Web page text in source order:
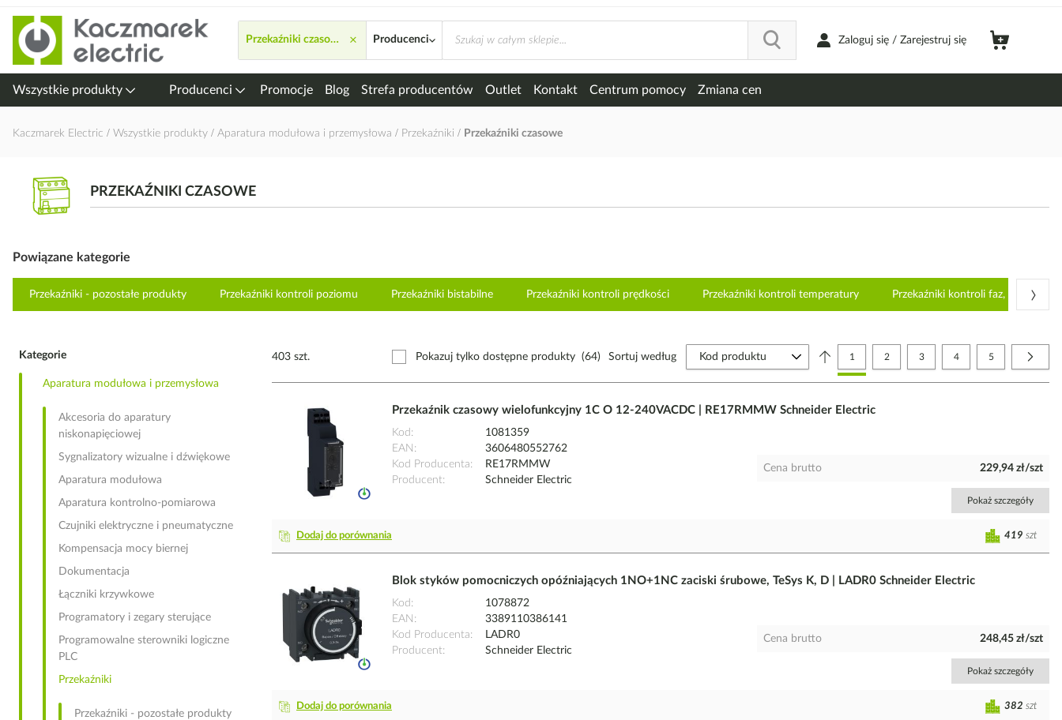
Przejdź
do
treści
Przekaźniki czasowe × Producenci Zaloguj się / Zarejestruj się
Wszystkie produkty Producenci Promocje Blog Strefa producentów Outlet Kontakt Centrum pomocy Zmiana cen
Kaczmarek Electric Wszystkie produkty Aparatura modułowa i przemysłowa Przekaźniki Przekaźniki czasowe
PRZEKAŹNIKI CZASOWE
Powiązane kategorie
Przekaźniki - pozostałe produkty Przekaźniki kontroli poziomu Przekaźniki bistabilne Przekaźniki kontroli prędkości Przekaźniki kontroli temperatury Przekaźniki kontroli faz, napięcia i
›
403 szt. Pokazuj tylko dostępne produkty (64) Strona
Aktualnie czytasz stronę
1 Strona
2 Strona
3 Strona
4 Strona
5
Sortuj według
Przekaźnik czasowy wielofunkcyjny 1C O 12-240VACDC | RE17RMMW Schneider Electric
Kod
1081359
EAN
3606480552762
Kod Producenta
RE17RMMW
Producent
Schneider Electric
Cena brutto 229,94 zł/szt
Pokaż szczegóły
Dodaj do porównania 419 szt
Blok styków pomocniczych opóźniających 1NO+1NC zaciski śrubowe, TeSys K, D | LADR0 Schneider Electric
Kod
1078872
EAN
3389110386141
Kod Producenta
LADR0
Producent
Schneider Electric
Cena brutto 248,45 zł/szt
Pokaż szczegóły
Dodaj do porównania 382 szt
Kategorie
Aparatura modułowa i przemysłowa
Akcesoria do aparatury
niskonapięciowej
Sygnalizatory wizualne i dźwiękowe
Aparatura modułowa
Aparatura kontrolno-pomiarowa
Czujniki elektryczne i pneumatyczne
Kompensacja mocy biernej
Dokumentacja
Łączniki krzywkowe
Programatory i zegary sterujące
Programowalne sterowniki logiczne
PLC
Przekaźniki
Przekaźniki - pozostałe produkty